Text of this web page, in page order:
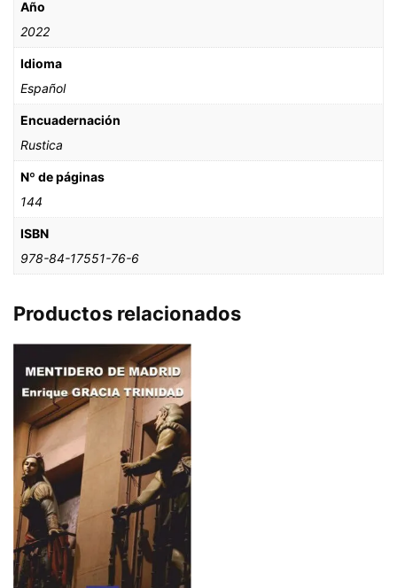
Año
2022
Idioma
Español
Encuadernación
Rustica
Nº de páginas
144
ISBN
978-84-17551-76-6
Productos relacionados